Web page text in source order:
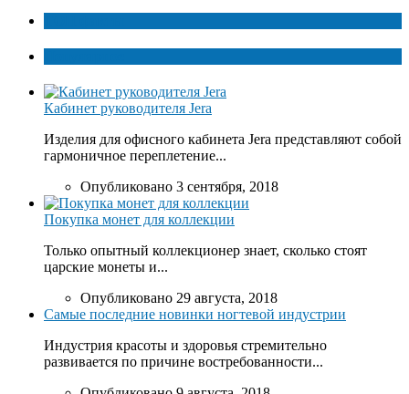
Кабинет руководителя Jera
Изделия для офисного кабинета Jera представляют собой
гармоничное переплетение...
Опубликовано 3 сентября, 2018
Покупка монет для коллекции
Только опытный коллекционер знает, сколько стоят
царские монеты и...
Опубликовано 29 августа, 2018
Самые последние новинки ногтевой индустрии
Индустрия красоты и здоровья стремительно
развивается по причине востребованности...